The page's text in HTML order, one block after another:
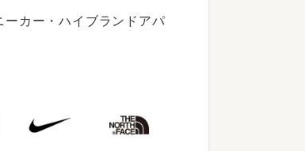
カー・ハイブランドアパ